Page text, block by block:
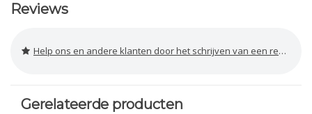
Reviews
Help ons en andere klanten door het schrijven van een review
Gerelateerde producten